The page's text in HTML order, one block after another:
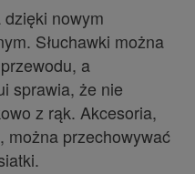
dzięki nowym
Słuchawki można
a
sprawia, że nie
z rąk. Akcesoria,
można przechowywać